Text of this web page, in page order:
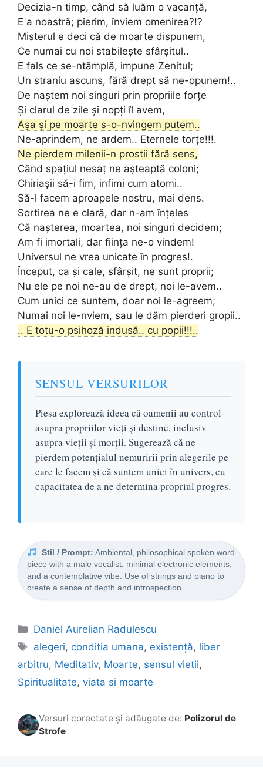
Decizia-n timp, când să luăm o vacanţă,
E a noastră; pierim, înviem omenirea?!?
Misterul e deci că de moarte dispunem,
Ce numai cu noi stabileşte sfârşitul..
E fals ce se-ntâmplă, impune Zenitul;
Un straniu ascuns, fără drept să ne-opunem!..
De naştem noi singuri prin propriile forţe
Şi clarul de zile şi nopţi îl avem,
Aşa şi pe moarte s-o-nvingem putem..
Ne-aprindem, ne ardem.. Eternele torţe!!!.
Ne pierdem milenii-n prostii fără sens,
Când spaţiul nesaţ ne aşteaptă coloni;
Chiriaşii să-i fim, infimi cum atomi..
Să-l facem aproapele nostru, mai dens.
Sortirea ne e clară, dar n-am înţeles
Că naşterea, moartea, noi singuri decidem;
Am fi imortali, dar fiinţa ne-o vindem!
Universul ne vrea unicate în progres!.
Început, ca şi cale, sfârşit, ne sunt proprii;
Nu ele pe noi ne-au de drept, noi le-avem..
Cum unici ce suntem, doar noi le-agreem;
Numai noi le-nviem, sau le dăm pierderi gropii..
.. E totu-o psihoză indusă.. cu popii!!!..
SENSUL VERSURILOR
Piesa explorează ideea că oamenii au control
asupra propriilor vieți și destine, inclusiv
asupra vieții și morții. Sugerează că ne
pierdem potențialul nemuririi prin alegerile pe
care le facem și că suntem unici în univers, cu
capacitatea de a ne determina propriul progres.
Stil / Prompt: Ambiental, philosophical spoken word
piece with a male vocalist, minimal electronic elements,
and a contemplative vibe. Use of strings and piano to
create a sense of depth and introspection.
Categorii
Daniel Aurelian Radulescu
Etichete
alegeri, conditia umana, existență, liber
arbitru, Meditativ, Moarte, sensul vietii,
Spiritualitate, viata si moarte
Versuri corectate și adăugate de: Polizorul de
Strofe